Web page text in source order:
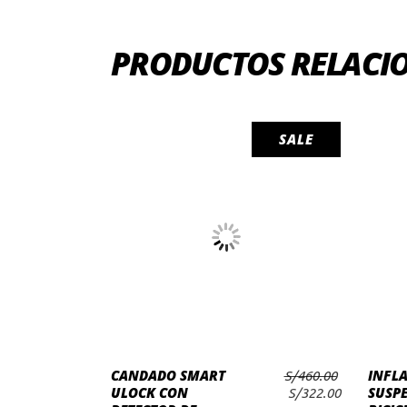
PRODUCTOS
SALE
AÑADIR AL
CARRITO
CANDADO SMART
ULOCK CON
S/460.00
El
S/322.00El